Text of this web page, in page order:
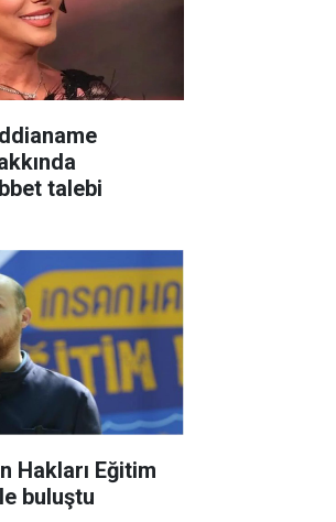
talebi
Hakları Eğitim
buluştu